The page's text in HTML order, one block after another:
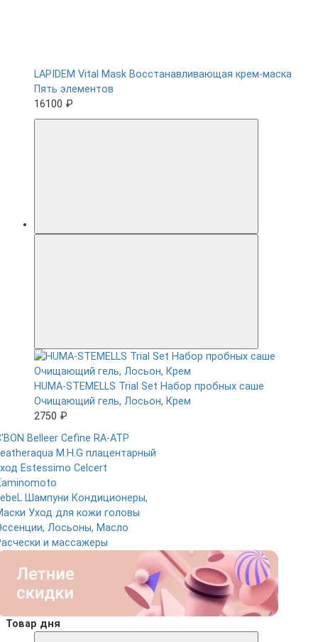
LAPIDEM Vital Mask Восстанавливающая крем-маска
Пять элементов
16100 ₽
HUMA-STEMELLS Trial Set Набор пробных саше
Очищающий гель, Лосьон, Крем
2750 ₽
Belleer Cefine RA-ATP
M.H.G плацентарный
Estessimo Celcert
Шампуни Кондиционеры,
Уход для кожи головы
Лосьоны, Масло
и массажеры
Товар дня